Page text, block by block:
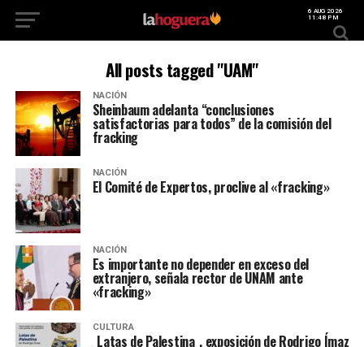
6 AUG 2026
11:48 PM
All posts tagged "UAM"
NACIÓN
Sheinbaum adelanta “conclusiones
satisfactorias para todos” de la comisión del
fracking
NACIÓN
El Comité de Expertos, proclive al «fracking»
NACIÓN
Es importante no depender en exceso del
extranjero, señala rector de UNAM ante
«fracking»
CULTURA
_Latas de Palestina_, exposición de Rodrigo Ímaz